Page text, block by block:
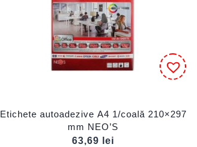
Etichete autoadezive A4 1/coală 210×297
mm NEO’S
63,69
lei